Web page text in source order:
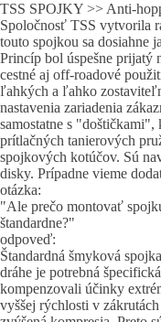
TSS SPOJKY >> Anti-
Spoločnosť TSS vytvorila
touto spojkou sa dosiahne
Princíp bol úspešne prijatý
cestné aj off-roadové
ľahkých a ľahko
nastavenia zariadenia
samostatne s
prítlačných tanierových
spojkových kotúčov. Sú
disky. Prípadne vieme
otázka:
"Ale prečo montovať
štandardne?"
odpoveď:
Štandardná šmyková
dráhe je potrebná
kompenzovali účinky
vyššej rýchlosti v